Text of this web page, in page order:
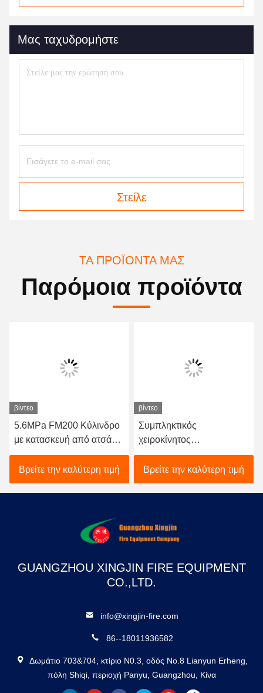
Μας ταχυδρομήστε
Στείλε
ΤΑ ΠΡΟΪΌΝΤΑ ΜΑΣ
Παρόμοια προϊόντα
βίντεο
5.6MPa FM200 Κύλινδρο
με κατασκευή από ατσάλι
χωρίς συγκόλληση για την
καταστολή πυρκαγιάς με
γρήγορη εκτόξευση
Βρείτε την καλύτερη τιμή
βίντεο
Συμπληκτικός
χειροκίνητος
πυροσβεστήρας FM200
με 4KG όγκο πλήρωσης
και ≤10s χρόνο
εκκένωσης για ταχεία
καθαρό παράγοντα
Βρείτε την καλύτερη τιμή
GUANGZHOU XINGJIN FIRE EQUIPMENT
CO.,LTD.
info@xingjin-fire.com
86--18011936582
Δωμάτιο 703&704, κτίριο N0.3, οδός No.8 Lianyun Erheng,
πόλη Shiqi, περιοχή Panyu, Guangzhou, Κίνα